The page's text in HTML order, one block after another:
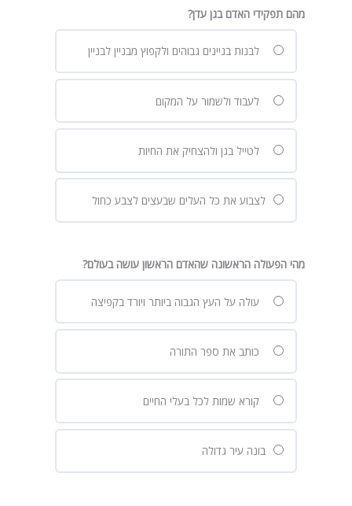
מהם תפקידי האדם בגן עדן?
לבנות בניינים גבוהים ולקפוץ מבניין לבניין
לעבוד ולשמור על המקום
לטייל בגן ולהצחיק את החיות
לצבוע את כל העלים שבעצים לצבע כחול
מהי הפעולה הראשונה שהאדם הראשון עושה בעולם?
עולה על העץ הגבוה ביותר ויורד בקפיצה
כותב את ספר התורה
קורא שמות לכל בעלי החיים
בונה עיר גדולה